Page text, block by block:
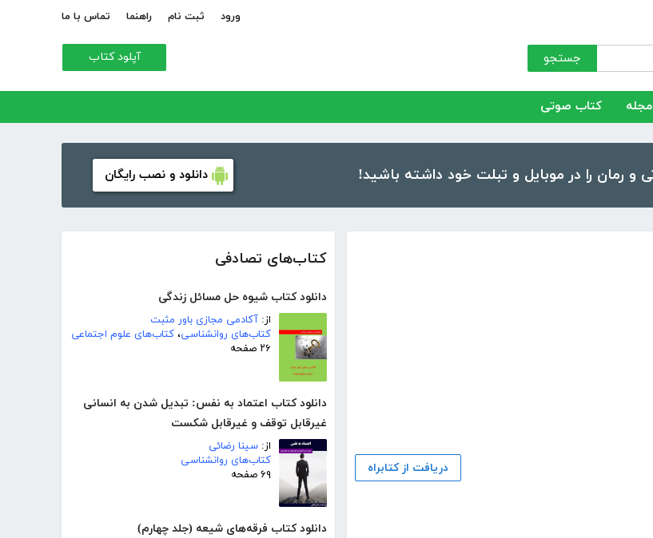
ورود ثبت نام راهنما تماس با ما
جستجو آپلود کتاب
مجله کتاب صوتی
دانلود و نصب رایگان
کتاب‌های تصادفی
دانلود کتاب شیوه حل مسائل زندگی
از: آکادمی مجازی باور مثبت
کتاب‌های روانشناسی، کتاب‌های علوم اجتماعی
۲۶ صفحه
دانلود کتاب اعتماد به نفس: تبدیل شدن به انسانی
غیرقابل توقف و غیرقابل شکست
از: سینا رضائی
کتاب‌های روانشناسی
۶۹ صفحه
دانلود کتاب فرقه‌های شیعه (جلد چهارم)
دریافت از کتابراه